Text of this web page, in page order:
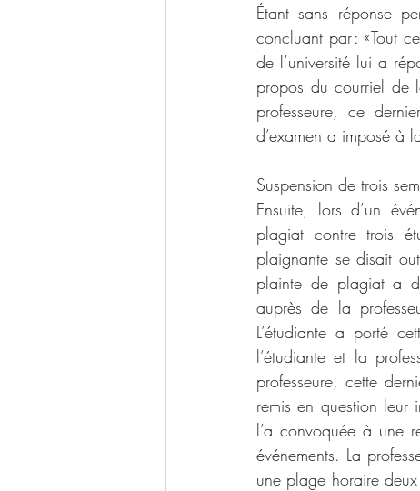
Étant sans réponse
concluant par : « Tout
de l’université lui a
propos du courriel de
professeure, ce
d’examen a imposé à
Suspension de trois
Ensuite, lors d’un
plagiat contre trois
plaignante se disait
plainte de plagiat a
auprès de la
L’étudiante a porté
l’étudiante et la
professeure, cette
remis en question leur
l’a convoquée à une
événements. La
une plage horaire